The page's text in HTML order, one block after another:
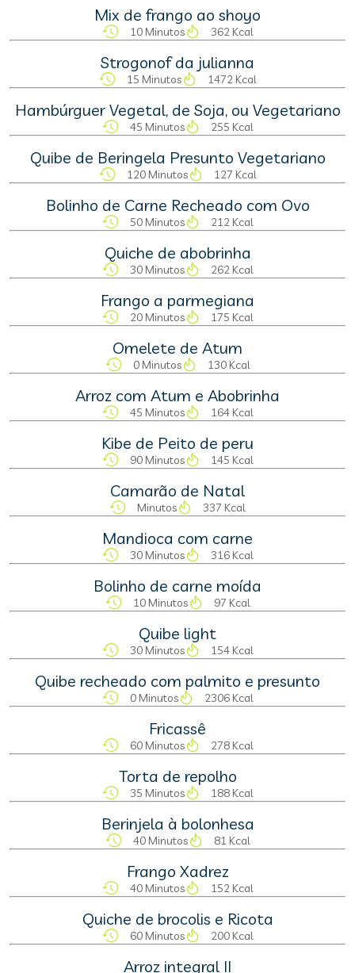
Mix de frango ao shoyo
10 Minutos 362 Kcal
Strogonof da julianna
15 Minutos 1472 Kcal
Hambúrguer Vegetal, de Soja, ou Vegetariano
45 Minutos 255 Kcal
Quibe de Beringela Presunto Vegetariano
120 Minutos 127 Kcal
Bolinho de Carne Recheado com Ovo
50 Minutos 212 Kcal
Quiche de abobrinha
30 Minutos 262 Kcal
Frango a parmegiana
20 Minutos 175 Kcal
Omelete de Atum
0 Minutos 130 Kcal
Arroz com Atum e Abobrinha
45 Minutos 164 Kcal
Kibe de Peito de peru
90 Minutos 145 Kcal
Camarão de Natal
Minutos 337 Kcal
Mandioca com carne
30 Minutos 316 Kcal
Bolinho de carne moída
10 Minutos 97 Kcal
Quibe light
30 Minutos 154 Kcal
Quibe recheado com palmito e presunto
0 Minutos 2306 Kcal
Fricassê
60 Minutos 278 Kcal
Torta de repolho
35 Minutos 188 Kcal
Berinjela à bolonhesa
40 Minutos 81 Kcal
Frango Xadrez
40 Minutos 152 Kcal
Quiche de brocolis e Ricota
60 Minutos 200 Kcal
Arroz integral II